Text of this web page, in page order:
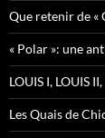
Que retenir de «
« Polar »: une
LOUIS I, LOUIS
Les Quais de